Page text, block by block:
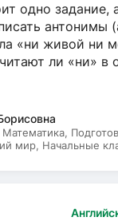
одно задание,
антонимы
«ни живой ни
ли «ни» в
Математика,
мир, Начальные